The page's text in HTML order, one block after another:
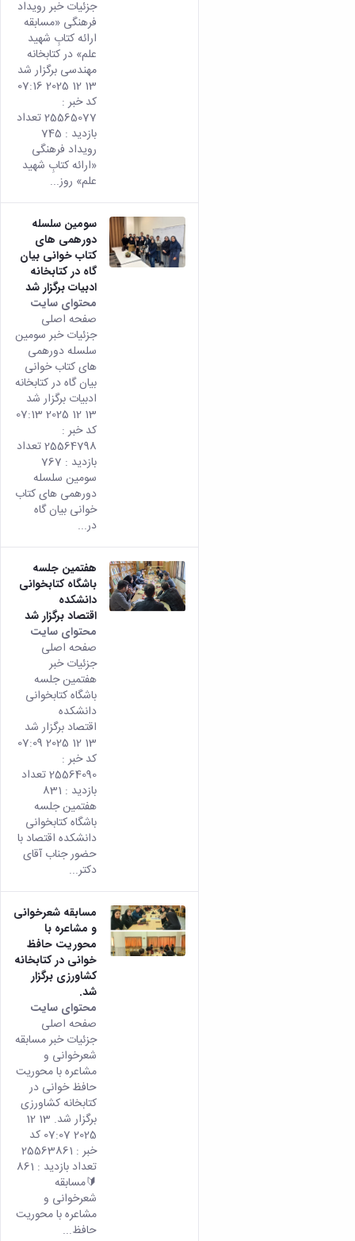
جزئیات خبر رویداد
فرهنگی «مسابقه‌
ارائه‌ کتابِ شهید
علم» در کتابخانه
مهندسی برگزار شد
13 12 2025 07:16
کد خبر :
25565077 تعداد
بازدید : 745
رویداد فرهنگی
«ارائه‌ کتابِ شهید
علم» روز...
سومین سلسله
دورهمی های
کتاب خوانی بیان
گاه در کتابخانه
ادبیات برگزار شد
محتوای سایت
صفحه اصلی
جزئیات خبر سومین
سلسله دورهمی
های کتاب خوانی
بیان گاه در کتابخانه
ادبیات برگزار شد
13 12 2025 07:13
کد خبر :
25564798 تعداد
بازدید : 767
سومین سلسله
دورهمی های کتاب
خوانی بیان گاه
در...
هفتمین جلسه
باشگاه کتابخوانی
دانشکده
اقتصاد برگزار شد
محتوای سایت
صفحه اصلی
جزئیات خبر
هفتمین جلسه
باشگاه کتابخوانی
دانشکده
اقتصاد برگزار شد
13 12 2025 07:09
کد خبر :
25564090 تعداد
بازدید : 831
هفتمین جلسه
باشگاه کتابخوانی
دانشکده اقتصاد با
حضور جناب آقای
دکتر...
مسابقه شعرخوانی
و مشاعره با
محوریت حافظ
خوانی در کتابخانه
کشاورزی برگزار
شد.
محتوای سایت
صفحه اصلی
جزئیات خبر مسابقه
شعرخوانی و
مشاعره با محوریت
حافظ خوانی در
کتابخانه کشاورزی
برگزار شد. 13 12
2025 07:07 کد
خبر : 25563861
تعداد بازدید : 861
🔰مسابقه
شعرخوانی و
مشاعره با محوریت
حافظ...